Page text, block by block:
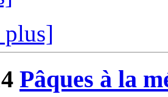
Pâques à la